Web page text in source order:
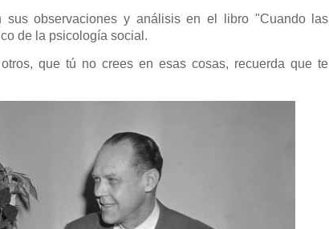
sus observaciones y análisis en el libro "Cuando las
de la psicología social.
que tú no crees en esas cosas, recuerda que te